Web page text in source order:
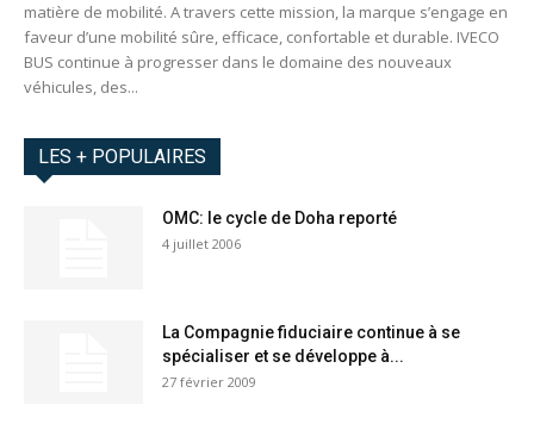
matière de mobilité. A travers cette mission, la marque s’engage en
faveur d’une mobilité sûre, efficace, confortable et durable. IVECO
BUS continue à progresser dans le domaine des nouveaux
véhicules, des...
LES + POPULAIRES
OMC: le cycle de Doha reporté
4 juillet 2006
La Compagnie fiduciaire continue à se
spécialiser et se développe à...
27 février 2009